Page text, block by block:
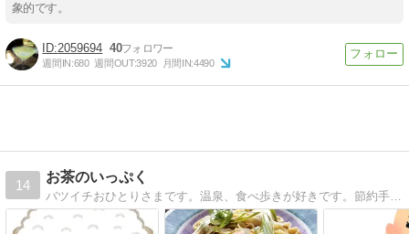
象的です。
2059694 40
週間IN:680 週間OUT:3920 月間IN:4490
14
お茶のいっぷく
バツイチおひとりさまです。温泉、食べ歩きが好きです。節約手抜き料理などいろいろブログです